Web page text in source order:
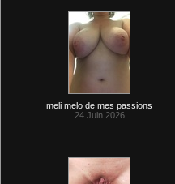
meli melo de mes passions
24 Juin 2026